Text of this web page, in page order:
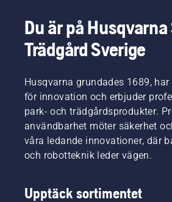
Du är på
Trädgård Sverige
Husqvarna grundades 1689,
för innovation och erbjuder
park- och trädgårdsprodukter.
användbarhet möter säkerhet
våra ledande innovationer, där
och robotteknik leder vägen.
Upptäck sortimentet